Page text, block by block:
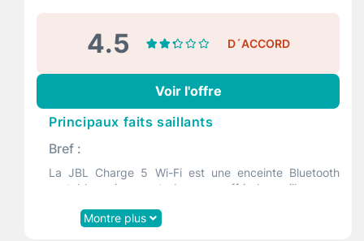
4.5 D´ACCORD
Voir l'offre
Principaux faits saillants
Bref :
La JBL Charge 5 Wi-Fi est une enceinte Bluetooth
portable qui promet de vous offrir le meilleur son
Montre plus